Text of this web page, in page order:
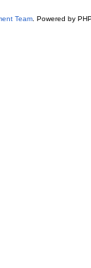
Team. Powered by